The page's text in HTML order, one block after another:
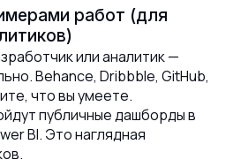
работ (для
или аналитик —
Behance, Dribbble, GitHub,
что вы умеете.
публичные дашборды в
BI. Это наглядная